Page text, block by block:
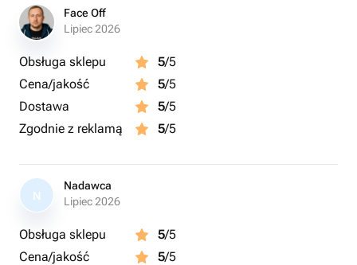
Face Off
Lipiec 2026
Obsługa sklepu 5/5
Cena/jakość
5/5
Dostawa
5/5
Zgodnie z reklamą
5/5
N
Nadawca
Lipiec 2026
Obsługa sklepu 5/5
Cena/jakość
5/5